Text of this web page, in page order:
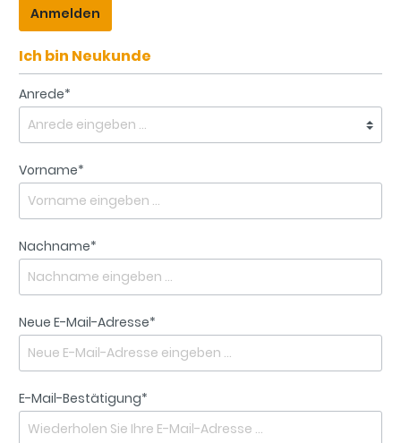
Anmelden
Ich bin Neukunde
Anrede*
Vorname*
Nachname*
Neue E-Mail-Adresse*
E-Mail-Bestätigung*